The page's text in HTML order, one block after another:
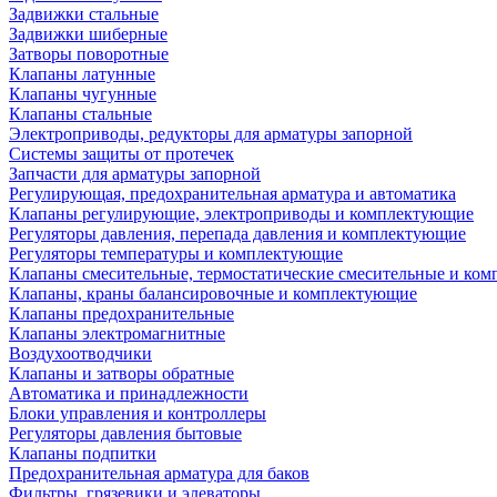
Задвижки стальные
Задвижки шиберные
Затворы поворотные
Клапаны латунные
Клапаны чугунные
Клапаны стальные
Электроприводы, редукторы для арматуры запорной
Системы защиты от протечек
Запчасти для арматуры запорной
Регулирующая, предохранительная арматура и автоматика
Клапаны регулирующие, электроприводы и комплектующие
Регуляторы давления, перепада давления и комплектующие
Регуляторы температуры и комплектующие
Клапаны смесительные, термостатические смесительные и
Клапаны, краны балансировочные и комплектующие
Клапаны предохранительные
Клапаны электромагнитные
Воздухоотводчики
Клапаны и затворы обратные
Автоматика и принадлежности
Блоки управления и контроллеры
Регуляторы давления бытовые
Клапаны подпитки
Предохранительная арматура для баков
Фильтры, грязевики и элеваторы